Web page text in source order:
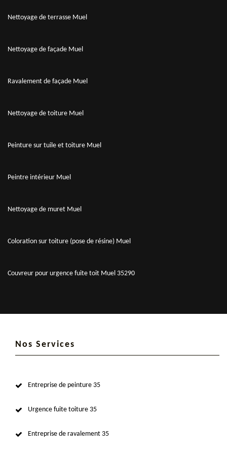
Nettoyage de terrasse Muel
Nettoyage de façade Muel
Ravalement de façade Muel
Nettoyage de toiture Muel
Peinture sur tuile et toiture Muel
Peintre intérieur Muel
Nettoyage de muret Muel
Coloration sur toiture (pose de résine) Muel
Couvreur pour urgence fuite toit Muel 35290
Nos Services
Entreprise de peinture 35
Urgence fuite toiture 35
Entreprise de ravalement 35